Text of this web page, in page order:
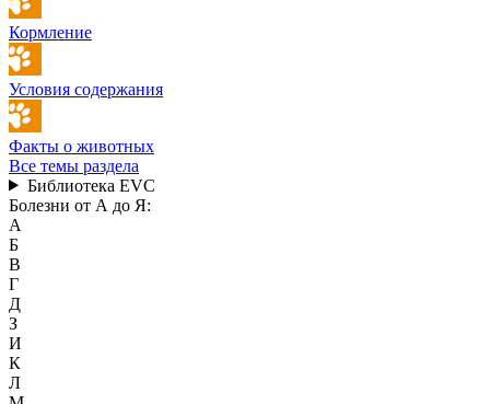
Кормление
Условия содержания
Факты о животных
Все темы раздела
Библиотека EVC
Болезни от А до Я:
А
Б
В
Г
Д
З
И
К
Л